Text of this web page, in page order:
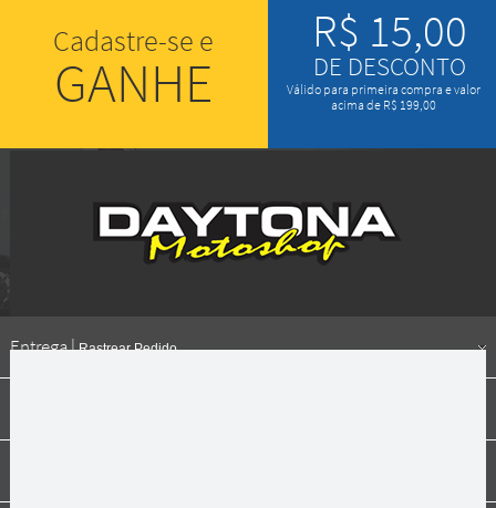
Cadastre-se e
GANHE
R$ 15,00
DE DESCONTO
Válido para primeira compra e valor
acima de R$ 199,00
Entrega |Rastrear Pedido